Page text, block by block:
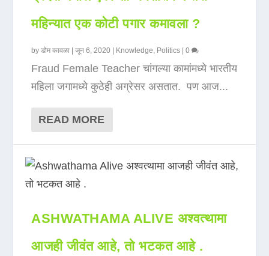
महिन्यात एक कोटी पगार कमावला ?
byडोम कावळा |जून 6, 2020 Knowledge, Politics |0
Fraud Female Teacher चांगल्या कामांमध्ये भारतीय
महिला जगामध्ये कुठेही अग्रेसर असतात. पण आज...
READ MORE
ASHWATHAMA ALIVE अश्वत्थामा
आजही जीवंत आहे, तो भटकत आहे .